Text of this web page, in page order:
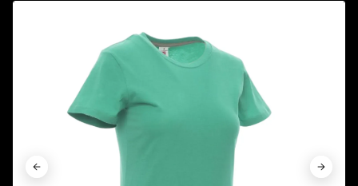
 
 
 
 
 